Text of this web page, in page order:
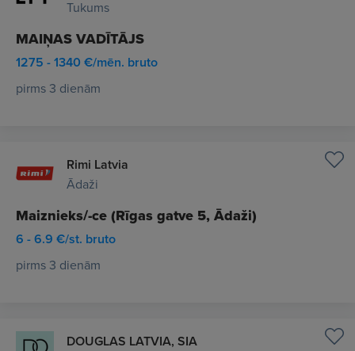
Tukums
MAIŅAS VADĪTĀJS
1275 - 1340 €/mēn. bruto
pirms 3 dienām
Rimi Latvia
Ādaži
Maiznieks/-ce (Rīgas gatve 5, Ādaži)
6 - 6.9 €/st. bruto
pirms 3 dienām
DOUGLAS LATVIA, SIA